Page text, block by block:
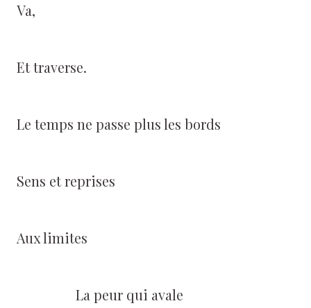
Va,
Et traverse.
Le temps ne passe plus les bords
Sens et reprises
Aux limites
La peur qui avale